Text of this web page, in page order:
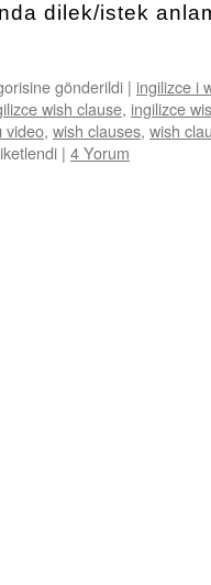
dilek/istek
gönderildi | ingilizce i
wish clause, ingilizce
video, wish clauses, wish
| 4 Yorum